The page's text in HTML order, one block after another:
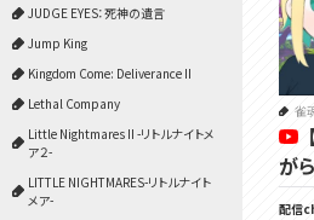
JUDGE EYES：死神の遺言
Jump King
Kingdom Come: Deliverance II
Lethal Company
Little Nightmares II -リトルナイトメ
ア２-
LITTLE NIGHTMARES-リトルナイト
メア-
雀
が
配信